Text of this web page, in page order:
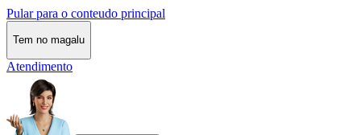
Pular para o conteudo principal
Tem no magalu
Atendimento